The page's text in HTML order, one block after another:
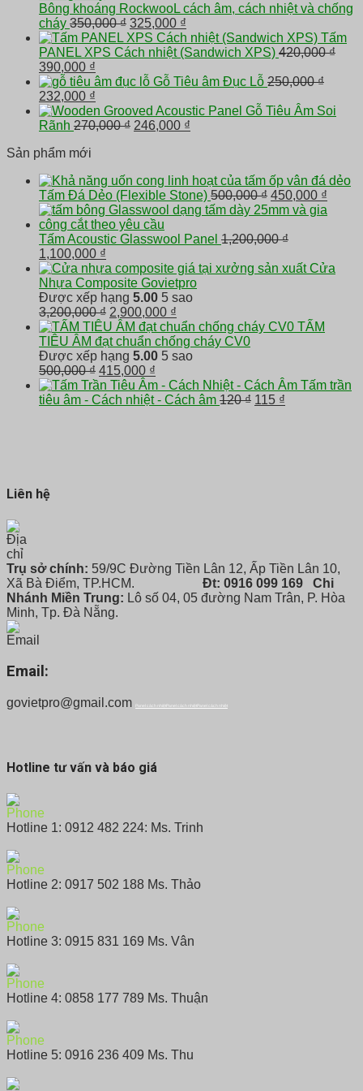
350,000 ₫.là:
299,000 ₫.
Bông khoáng RockwooL cách âm, cách nhiệt và chống
cháy 350,000₫ Giá
gốc
là:
325,000 ₫
hiện
tại
325,000 ₫.
Tấm
PANEL XPS Cách nhiệt (Sandwich XPS) 420,000₫
Giá
gốc
là:
420,000 ₫.
390,000 ₫
hiện
là:
390,000 ₫.
Gỗ Tiêu âm Đục Lỗ 250,000₫
Giá
gốc
là:
232,000 ₫
hiện
tại
Gỗ Tiêu Âm Soi
Rãnh 270,000₫ Giá
246,000 ₫
246,000 ₫.
Sản phẩm mới
Tấm Đá Dẻo (Flexible Stone) 500,000₫ Giá
gốc
500,000 ₫.
450,000 ₫
Tấm Acoustic Glasswool Panel 1,200,000₫
Giá
gốc
là:
1,200,000 ₫.
1,100,000 ₫
hiện
tại
là:
1,100,000 ₫.
Cửa
Nhựa Composite Govietpro
Được xếp hạng 5.00 5 sao
3,200,000₫ Giá
gốc
là:
3,200,000 ₫.
2,900,000 ₫
hiện
tại
là:
TẤM
TIÊU ÂM đạt chuẩn chống cháy CV0
Được xếp hạng 5.00 5 sao
500,000₫ Giá
gốc
là:
415,000 ₫
hiện
tại
Tấm trần
tiêu âm - Cách nhiệt - Cách âm 120₫ Giá
115 ₫
Liên hệ
Trụ sở chính: 59/9C Đường Tiền Lân 12, Ấp Tiền Lân 10,
Xã Bà Điểm, TP.HCM.
Đt: 0916 099 169
Chi
Nhánh Miền Trung: Lô số 04, 05 đường Nam Trân, P. Hòa
Minh, Tp. Đà Nẵng.
Email:
govietpro@gmail.com Panel cách nhiệt Panel cách nhiệt Panel cách nhiệt
Hotline tư vấn và báo giá
Hotline 1: 0912 482 224: Ms. Trinh
Hotline 2: 0917 502 188 Ms. Thảo
Hotline 3: 0915 831 169 Ms. Vân
Hotline 4: 0858 177 789 Ms. Thuận
Hotline 5: 0916 236 409 Ms. Thu